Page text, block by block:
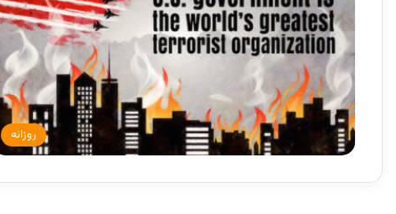
روزانه